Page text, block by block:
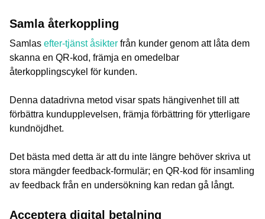
Samla återkoppling
Samlas efter-tjänst åsikter från kunder genom att låta dem
skanna en QR-kod, främja en omedelbar
återkopplingscykel för kunden.
Denna datadrivna metod visar spats hängivenhet till att
förbättra kundupplevelsen, främja förbättring för ytterligare
kundnöjdhet.
Det bästa med detta är att du inte längre behöver skriva ut
stora mängder feedback-formulär; en QR-kod för insamling
av feedback från en undersökning kan redan gå långt.
Acceptera digital betalning